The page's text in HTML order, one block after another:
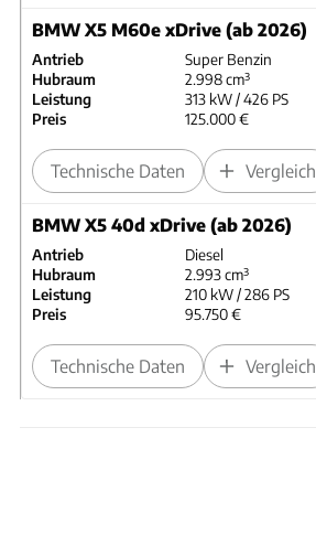
BMW X5 M60e xDrive (ab 2026)
Antrieb
Super Benzin
Hubraum
2.998 cm³
Leistung
313 kW / 426 PS
Preis
125.000 €
Technische Daten Vergleich
BMW X5 40d xDrive (ab 2026)
Antrieb
Diesel
Hubraum
2.993 cm³
Leistung
210 kW / 286 PS
Preis
95.750 €
Technische Daten Vergleich